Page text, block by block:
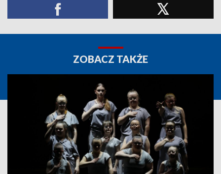
ZOBACZ TAKŻE